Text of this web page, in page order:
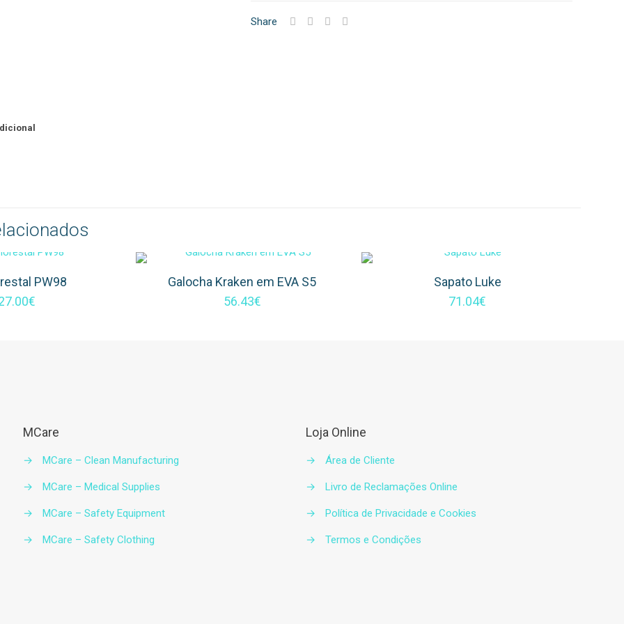
Share
PW98
€
Galocha Kraken em EVA S5
56.43€
Sapato Luke
71.04€
MCare
→ MCare – Clean Manufacturing
→ MCare – Medical Supplies
→ MCare – Safety Equipment
→ MCare – Safety Clothing
Loja Online
→ Área de Cliente
→ Livro de Reclamações Online
→ Política de Privacidade e Cookies
→ Termos e Condições